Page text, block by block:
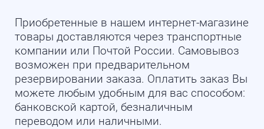
Приобретенные в нашем интернет-магазине
товары доставляются через транспортные
компании или Почтой России. Самовывоз
возможен при предварительном
резервировании заказа. Оплатить заказ Вы
можете любым удобным для вас способом:
банковской картой, безналичным
переводом или наличными.